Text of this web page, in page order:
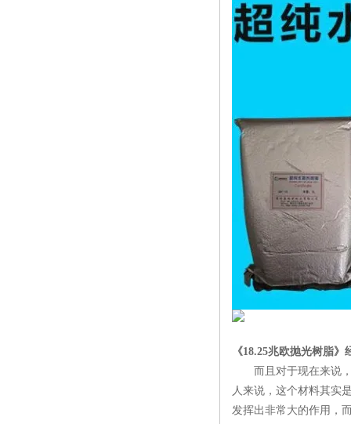
《18.25兆欧抛光树脂》
而且对于现在来说
人来说，这个材料其实
发挥出非常大的作用，